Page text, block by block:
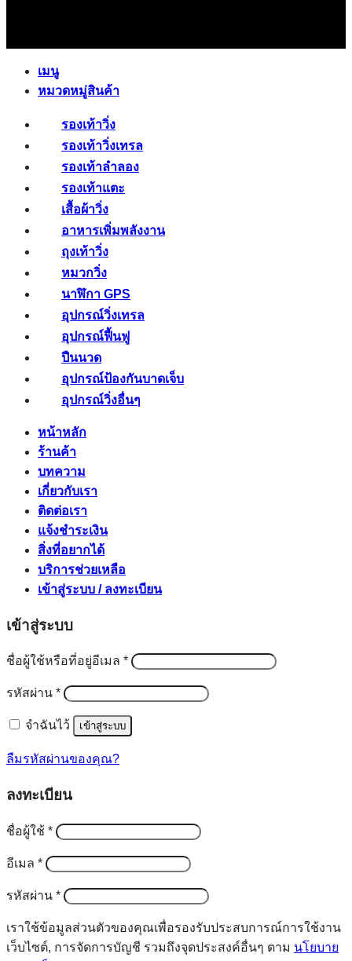
เมนู
หมวดหมู่สินค้า
รองเท้าวิ่ง
รองเท้าวิ่งเทรล
รองเท้าลำลอง
รองเท้าแตะ
เสื้อผ้าวิ่ง
อาหารเพิ่มพลังงาน
ถุงเท้าวิ่ง
หมวกวิ่ง
นาฬิกา GPS
อุปกรณ์วิ่งเทรล
อุปกรณ์ฟื้นฟู
ปืนนวด
อุปกรณ์ป้องกันบาดเจ็บ
อุปกรณ์วิ่งอื่นๆ
หน้าหลัก
ร้านค้า
บทความ
เกี่ยวกับเรา
ติดต่อเรา
แจ้งชำระเงิน
สิ่งที่อยากได้
บริการช่วยเหลือ
เข้าสู่ระบบ / ลงทะเบียน
เข้าสู่ระบบ
ชื่อผู้ใช้หรือที่อยู่อีเมล *ต้องการ
รหัสผ่าน *ต้องการ
จำฉันไว้ เข้าสู่ระบบ
ลืมรหัสผ่านของคุณ?
ลงทะเบียน
ชื่อผู้ใช้ *ต้องการ
อีเมล *ต้องการ
รหัสผ่าน *ต้องการ
เราใช้ข้อมูลส่วนตัวของคุณเพื่อรองรับประสบการณ์การใช้งาน
เว็บไซต์, การจัดการบัญชี รวมถึงจุดประสงค์อื่นๆ ตาม นโยบาย